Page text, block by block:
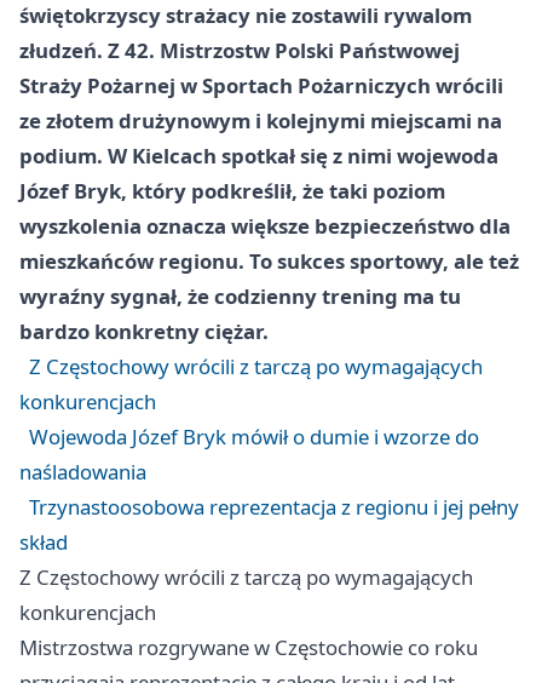
świętokrzyscy strażacy nie zostawili rywalom
złudzeń. Z 42. Mistrzostw Polski Państwowej
Straży Pożarnej w Sportach Pożarniczych wrócili
ze złotem drużynowym i kolejnymi miejscami na
podium. W Kielcach spotkał się z nimi wojewoda
Józef Bryk, który podkreślił, że taki poziom
wyszkolenia oznacza większe bezpieczeństwo dla
mieszkańców regionu. To sukces sportowy, ale też
wyraźny sygnał, że codzienny trening ma tu
bardzo konkretny ciężar.
Z Częstochowy wrócili z tarczą po wymagających
konkurencjach
Wojewoda Józef Bryk mówił o dumie i wzorze do
naśladowania
Trzynastoosobowa reprezentacja z regionu i jej pełny
skład
Z Częstochowy wrócili z tarczą po wymagających
konkurencjach
Mistrzostwa rozgrywane w Częstochowie co roku